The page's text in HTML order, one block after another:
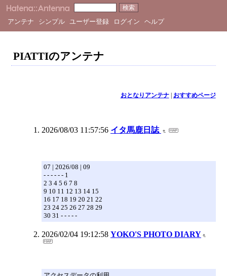
アンテナ シンプル ユーザー登録 ログイン ヘルプ
PIATTIのアンテナ
おとなりアンテナ| おすすめページ
2026/08/03 11:57:56 イタ馬鹿日誌
07 | 2026/08 | 09
- - - - - - 1
2 3 4 5 6 7 8
9 10 11 12 13 14 15
16 17 18 19 20 21 22
23 24 25 26 27 28 29
30 31 - - - - -
2026/02/04 19:12:58 YOKO'S PHOTO DIARY